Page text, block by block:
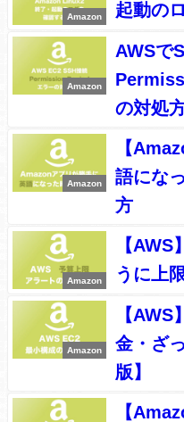
Amazon
起動の
Amazon
AWSで
の対処
Amazon
【
語にな
方
Amazon
【
うに上
Amazon
【
金・ざ
版】
【